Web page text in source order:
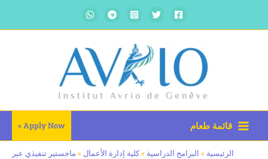
قائمة طعام Apply Now »
البرامج الدراسية» كلية إدارة الأعمال»ماجستير تنفيذي عبر